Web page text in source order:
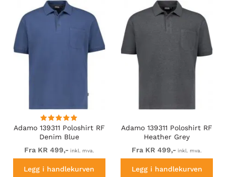
Adamo 139311 Poloshirt RF
Denim Blue
Fra KR 499,- inkl. mva.
Legg i handlekurven
Adamo 139311 Poloshirt RF
Heather Grey
Fra KR 499,- inkl. mva.
Legg i handlekurven